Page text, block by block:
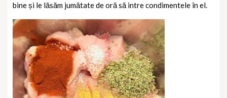
bine și le lăsăm jumătate de oră să intre condimentele în el.